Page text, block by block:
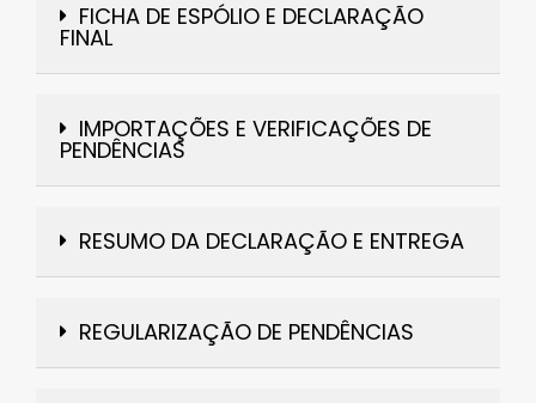
FICHA DE ESPÓLIO E DECLARAÇÃO
FINAL
IMPORTAÇÕES E VERIFICAÇÕES DE
PENDÊNCIAS
RESUMO DA DECLARAÇÃO E ENTREGA
REGULARIZAÇÃO DE PENDÊNCIAS